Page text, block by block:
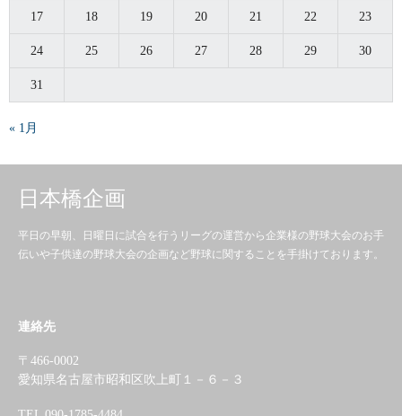
17 18 19 20 21 22 23
24 25 26 27 28 29 30
31
« 1月
日本橋企画
平日の早朝、日曜日に試合を行うリーグの運営から企業様の野球大会のお手
伝いや子供達の野球大会の企画など野球に関することを手掛けております。
連絡先
〒466-0002
愛知県名古屋市昭和区吹上町１－６－３